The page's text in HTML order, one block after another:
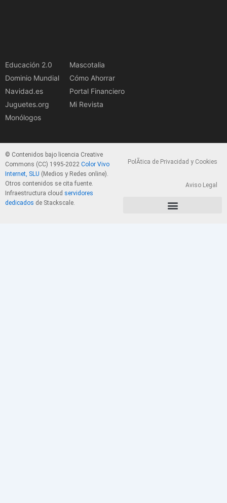
Educación 2.0
Dominio Mundial
Navidad.es
Juguetes.org
Monólogos
Mascotalia
Cómo Ahorrar
Portal Financiero
Mi Revista
© Contenidos bajo licencia Creative
Commons (CC) 1995-2022 Color Vivo
Internet, SLU (Medios y Redes online).
Otros contenidos se cita fuente.
Infraestructura cloud servidores
dedicados de Stackscale.
PolÃ­tica de Privacidad y Cookies
Aviso Legal